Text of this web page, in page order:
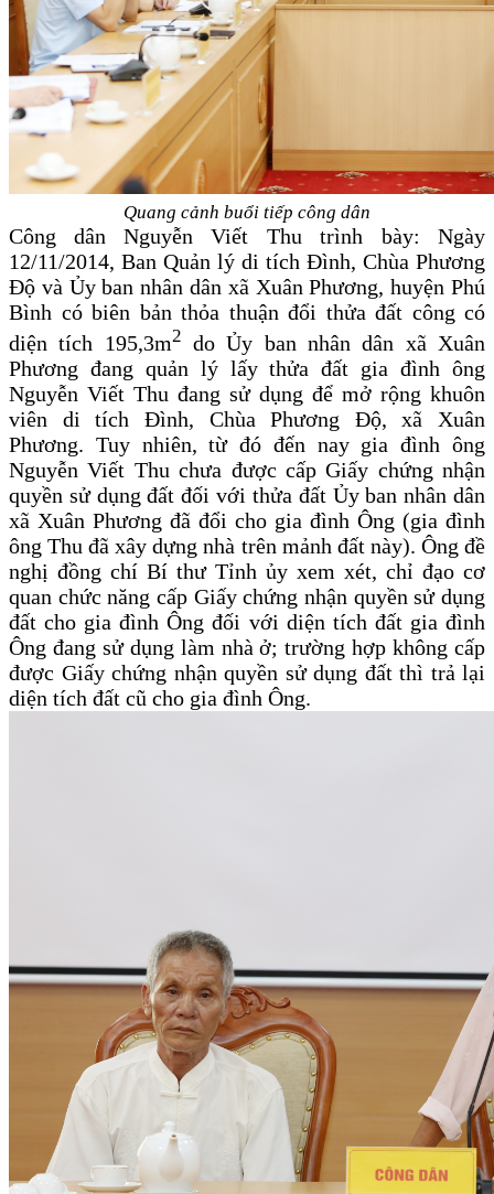
Quang cảnh buổi tiếp công dân
Công dân Nguyễn Viết Thu trình bày: Ngày
12/11/2014, Ban Quản lý di tích Đình, Chùa Phương
Độ và Ủy ban nhân dân xã Xuân Phương, huyện Phú
Bình có biên bản thỏa thuận đổi thửa đất công có
diện tích 195,3m2 do Ủy ban nhân dân xã Xuân
Phương đang quản lý lấy thửa đất gia đình ông
Nguyễn Viết Thu đang sử dụng để mở rộng khuôn
viên di tích Đình, Chùa Phương Độ, xã Xuân
Phương. Tuy nhiên, từ đó đến nay gia đình ông
Nguyễn Viết Thu chưa được cấp Giấy chứng nhận
quyền sử dụng đất đối với thửa đất Ủy ban nhân dân
xã Xuân Phương đã đổi cho gia đình Ông (gia đình
ông Thu đã xây dựng nhà trên mảnh đất này). Ông đề
nghị đồng chí Bí thư Tỉnh ủy xem xét, chỉ đạo cơ
quan chức năng cấp Giấy chứng nhận quyền sử dụng
đất cho gia đình Ông đối với diện tích đất gia đình
Ông đang sử dụng làm nhà ở; trường hợp không cấp
được Giấy chứng nhận quyền sử dụng đất thì trả lại
diện tích đất cũ cho gia đình Ông.